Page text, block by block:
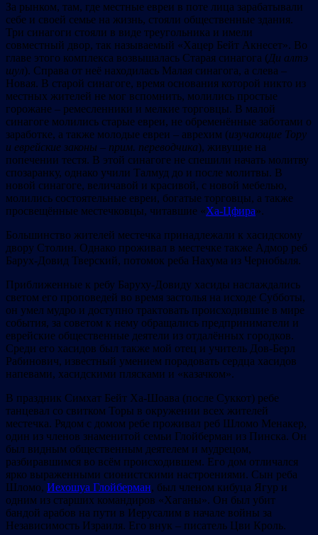
За рынком, там, где местные евреи в поте лица зарабатывали
себе и своей семье на жизнь, стояли общественные здания.
Три синагоги стояли в виде треугольника и имели
совместный двор, так называемый «Хацер Бейт Акнесет». Во
главе этого комплекса возвышалась Старая синагога (Ди алтэ
шул). Справа от неё находилась Малая синагога, а слева –
Новая. В старой синагоге, время основания которой никто из
местных жителей не мог вспомнить, молились простые
горожане – ремесленники и мелкие торговцы. В малой
синагоге молились старые евреи, не обременённые заботами о
заработке, а также молодые евреи – аврехим (изучающие Тору
и еврейские законы – прим. переводчика), живущие на
попечении тестя. В этой синагоге не спешили начать молитву
спозаранку, однако учили Талмуд до и после молитвы. В
новой синагоге, величавой и красивой, с новой мебелью,
молились состоятельные евреи, богатые торговцы, а также
просвещённые местечковцы, читавшие «Ха-Цфира».
Большинство жителей местечка принадлежали к хасидскому
двору Столин. Однако проживал в местечке также Адмор реб
Барух-Довид Тверский, потомок реба Нахума из Чернобыля.
Приближенные к ребу Баруху-Довиду хасиды наслаждались
светом его проповедей во время застолья на исходе Субботы,
он умел мудро и доступно трактовать происходившие в мире
события, за советом к нему обращались предприниматели и
еврейские общественные деятели из отдалённых городков.
Среди его хасидов был также мой отец и учитель Дов-Берл
Рабинович, известный умением порадовать сердца хасидов
напевами, хасидскими плясками и «казачком».
В праздник Симхат Бейт Ха-Шоава (после Суккот) ребе
танцевал со свитком Торы в окружении всех жителей
местечка. Рядом с домом ребе проживал реб Шломо Менакер,
один из членов знаменитой семьи Глойберман из Пинска. Он
был видным общественным деятелем и мудрецом,
разбиравшимся во всём происходившем. Его дом отличался
ярко выраженными сионистскими настроениями. Сын реба
Шломо, Иехошуа Глойберман, был членом кибуца Ягур и
одним из старших командиров «Хаганы». Он был убит
бандой арабов на пути в Иерусалим в начале войны за
Независимость Израиля. Его внук – писатель Цви Кроль.